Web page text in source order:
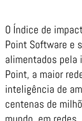
O Índice de
Point Software e
alimentados pela
Point, a maior
inteligência de
centenas de